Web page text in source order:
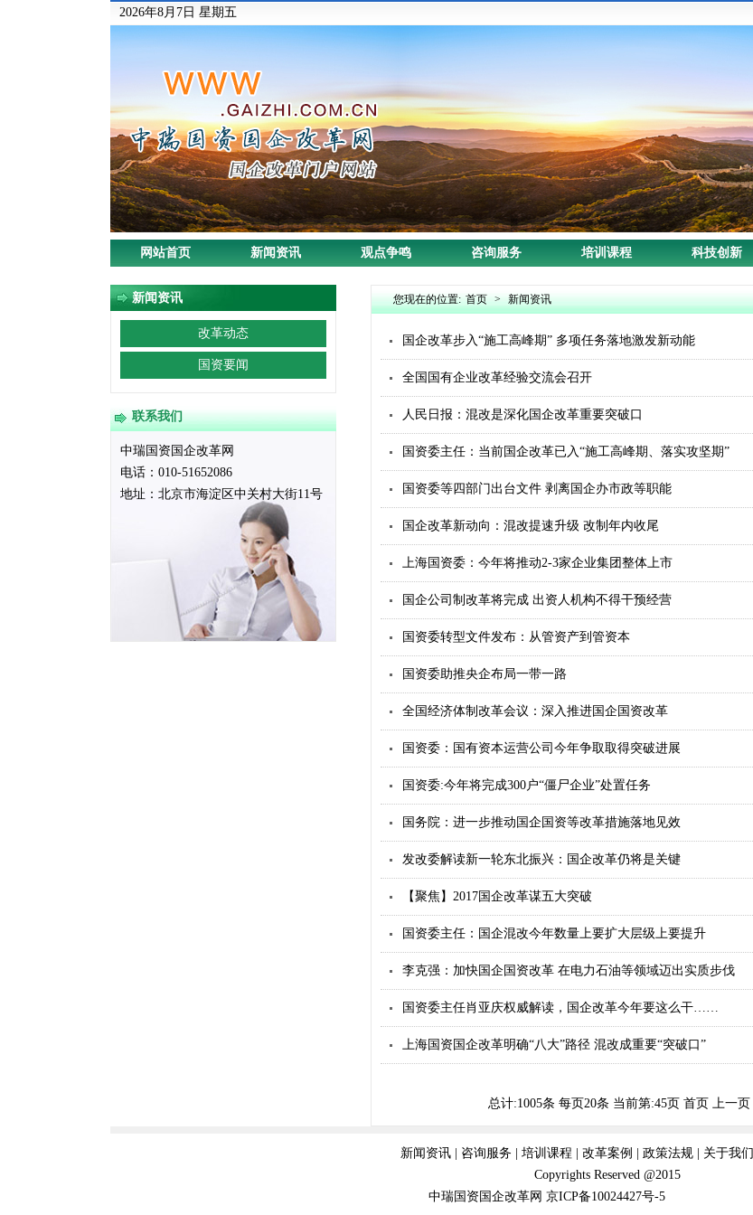
2026年8月7日 星期五
网站首页 新闻资讯 观点争鸣 咨询服务 培训课程 科技创新
新闻资讯
改革动态
国资要闻
联系我们
中瑞国资国企改革网
电话：010-51652086
地址： 北京市海淀区中关村大街11号
您现在的位置: 首页 > 新闻资讯
国企改革步入“施工高峰期” 多项任务落地激发新动能
全国国有企业改革经验交流会召开
人民日报：混改是深化国企改革重要突破口
国资委主任：当前国企改革已入“施工高峰期、落实攻坚期”
国资委等四部门出台文件 剥离国企办市政等职能
国企改革新动向：混改提速升级 改制年内收尾
上海国资委：今年将推动2-3家企业集团整体上市
国企公司制改革将完成 出资人机构不得干预经营
国资委转型文件发布：从管资产到管资本
国资委助推央企布局一带一路
全国经济体制改革会议：深入推进国企国资改革
国资委：国有资本运营公司今年争取取得突破进展
国资委:今年将完成300户“僵尸企业”处置任务
国务院：进一步推动国企国资等改革措施落地见效
发改委解读新一轮东北振兴：国企改革仍将是关键
【聚焦】2017国企改革谋五大突破
国资委主任：国企混改今年数量上要扩大层级上要提升
李克强：加快国企国资改革 在电力石油等领域迈出实质步伐
国资委主任肖亚庆权威解读，国企改革今年要这么干……
上海国资国企改革明确“八大”路径 混改成重要“突破口”
总计:1005条 每页20条 当前第:45页 首页 上一页
新闻资讯 咨询服务 培训课程 改革案例 政策法规 关于我们
Copyrights Reserved @2015
中瑞国资国企改革网 京ICP备10024427号-5